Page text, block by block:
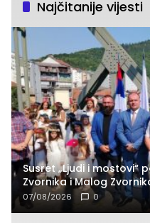
Najčitanije vijesti
Susret „Ljudi i mostovi“
Zvornika i Malog
07/08/2026 0